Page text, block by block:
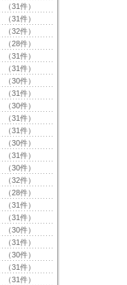
（31件）
（31件）
（32件）
（28件）
（31件）
（31件）
（30件）
（31件）
（30件）
（31件）
（31件）
（30件）
（31件）
（30件）
（32件）
（28件）
（31件）
（31件）
（30件）
（31件）
（30件）
（31件）
（31件）